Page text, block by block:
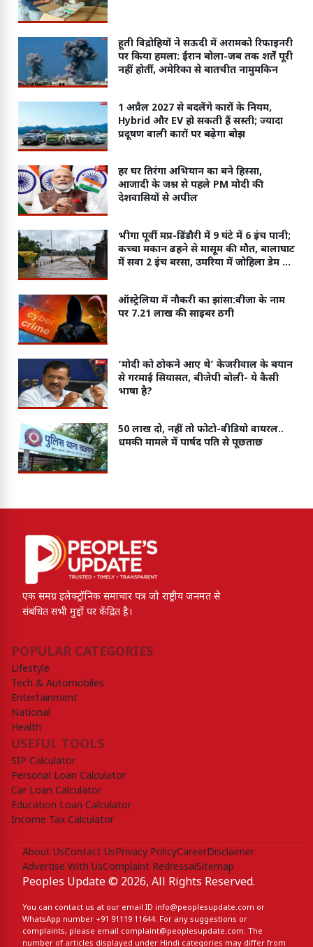
हूती विद्रोहियों ने सऊदी में अरामको रिफाइनरी
पर किया हमला: ईरान बोला-जब तक शर्तें पूरी
नहीं होतीं, अमेरिका से बातचीत नामुमकिन
1 अप्रैल 2027 से बदलेंगे कारों के नियम,
Hybrid और EV हो सकती हैं सस्ती; ज्यादा
प्रदूषण वाली कारों पर बढ़ेगा बोझ
हर घर तिरंगा अभियान का बने हिस्सा,
आजादी के जश्न से पहले PM मोदी की
देशवासियों से अपील
भीगा पूर्वी मप्र-डिंडौरी में 9 घंटे में 6 इंच पानी;
कच्चा मकान ढहने से मासूम की मौत, बालाघाट
में सवा 2 इंच बरसा, उमरिया में जोहिला डेम के
ऑस्ट्रेलिया में नौकरी का झांसा:वीजा के नाम
पर 7.21 लाख की साइबर ठगी
‘मोदी को ठोकने आए थे’ केजरीवाल के बयान
से गरमाई सियासत, बीजेपी बोली- ये कैसी
भाषा है?
50 लाख दो, नहीं तो फोटो-वीडियो वायरल..
धमकी मामले में पार्षद पति से पूछताछ
एक समग्र इलेक्ट्रॉनिक समाचार पत्र जो राष्ट्रीय जनमत से
संबंधित सभी मुद्दों पर केंद्रित है।
POPULAR CATEGORIES
Lifestyle
Tech & Automobiles
Entertainment
National
Health
USEFUL TOOLS
SIP Calculator
Personal Loan Calculator
Car Loan Calculator
Education Loan Calculator
Income Tax Calculator
About UsContact UsPrivacy PolicyCareerDisclaimer
Advertise With UsComplaint RedressalSitemap
Peoples Update © 2026, All Rights Reserved.
You can contact us at our email ID info@peoplesupdate.com or
WhatsApp number +91 91119 11644. For any suggestions or
complaints, please email complaint@peoplesupdate.com. The
number of articles displayed under Hindi categories may differ from